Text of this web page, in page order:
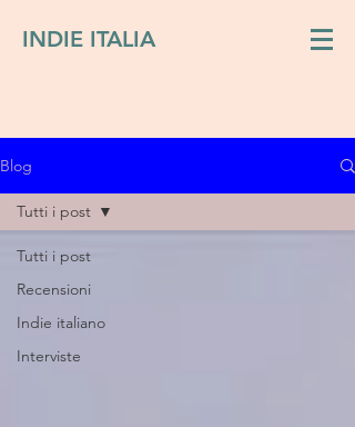
INDIE ITALIA
Blog
Tutti i post
Recensioni
Indie italiano
Interviste
Tutti i post